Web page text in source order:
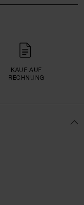
KAUF AUF
RECHNUNG